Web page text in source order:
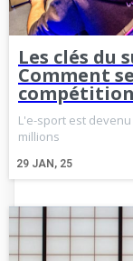
Les clés du
Comment
29 JAN, 25
L'e-sport est
millions